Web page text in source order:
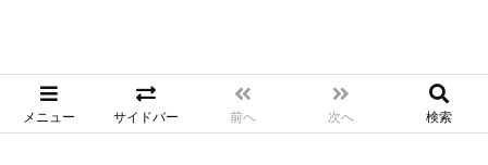
メニュー サイドバー 前へ 次へ 検索